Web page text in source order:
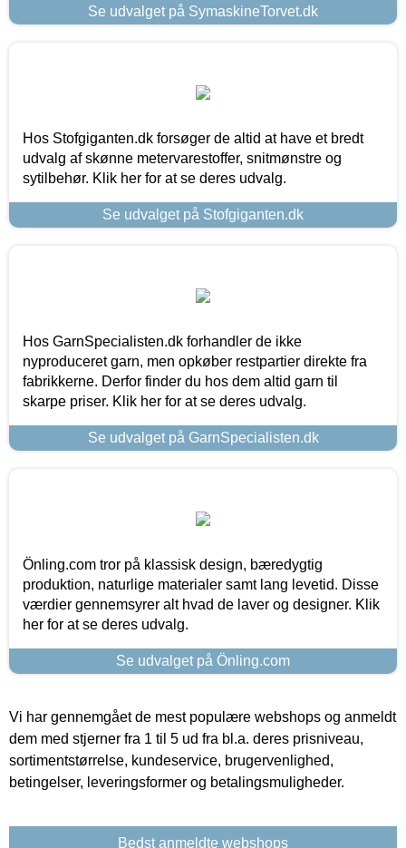
Se udvalget på SymaskineTorvet.dk
Hos Stofgiganten.dk forsøger de altid at have et bredt
udvalg af skønne metervarestoffer, snitmønstre og
sytilbehør. Klik her for at se deres udvalg.
Se udvalget på Stofgiganten.dk
Hos GarnSpecialisten.dk forhandler de ikke
nyproduceret garn, men opkøber restpartier direkte fra
fabrikkerne. Derfor finder du hos dem altid garn til
skarpe priser. Klik her for at se deres udvalg.
Se udvalget på GarnSpecialisten.dk
Önling.com tror på klassisk design, bæredygtig
produktion, naturlige materialer samt lang levetid. Disse
værdier gennemsyrer alt hvad de laver og designer. Klik
her for at se deres udvalg.
Se udvalget på Önling.com
Vi har gennemgået de mest populære webshops og anmeldt
dem med stjerner fra 1 til 5 ud fra bl.a. deres prisniveau,
sortimentstørrelse, kundeservice, brugervenlighed,
betingelser, leveringsformer og betalingsmuligheder.
Bedst anmeldte webshops